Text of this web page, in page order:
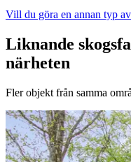
Vill du göra en annan typ
Liknande
närheten
Fler objekt från samma